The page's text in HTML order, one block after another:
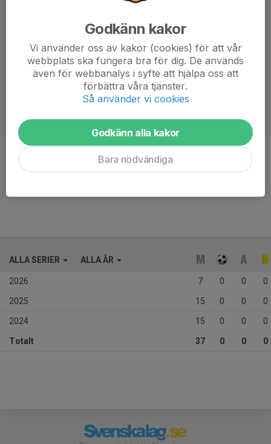
-
ALLA SERIER ALLA ÅR
2026 7 0 0 0
2025 15 0 0 0
2024 15 0 0 0
Totalt 37 0 0 0
Godkänn kakor
Vi använder oss av kakor (cookies) för att vår
webbplats ska fungera bra för dig. De används
även för webbanalys i syfte att hjälpa oss att
förbättra våra tjänster.
Så använder vi cookies
Godkänn alla kakor
Bara nödvändiga